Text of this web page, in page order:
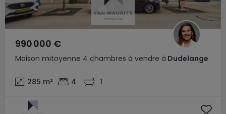
Maison mitoyenne 4 chambres à vendre à Dudelange
990 000 €
285 m² 4 1